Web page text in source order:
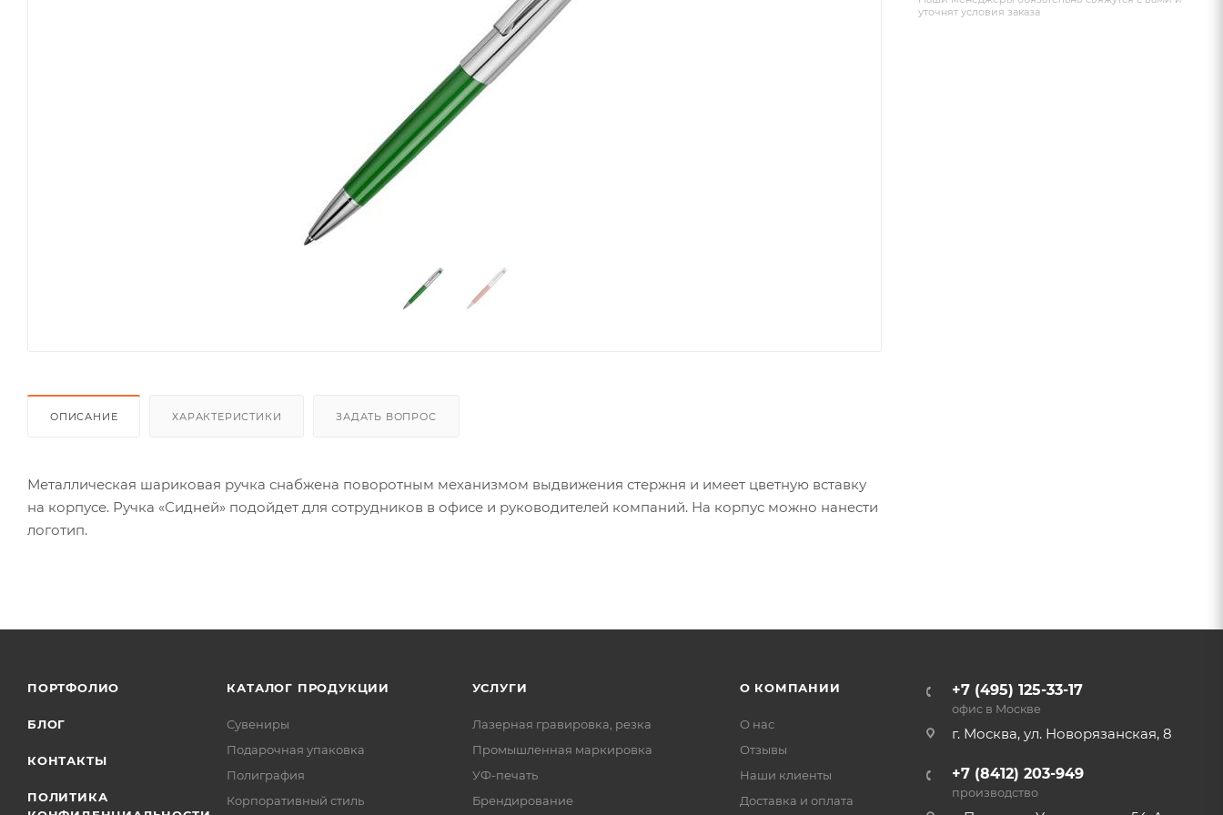
ОПИСАНИЕ ХАРАКТЕРИСТИКИ ЗАДАТЬ ВОПРОС
Металлическая шариковая ручка снабжена поворотным механизмом выдвижения стержня и имеет цветную вставку
на корпусе. Ручка «Сидней» подойдет для сотрудников в офисе и руководителей компаний. На корпус можно нанести
логотип.
уточнят условия заказа
ПОРТФОЛИО
БЛОГ
КОНТАКТЫ
ПОЛИТИКА
КАТАЛОГ ПРОДУКЦИИ
Сувениры
Подарочная упаковка
Полиграфия
Корпоративный стиль
УСЛУГИ
Лазерная гравировка, резка
Промышленная маркировка
УФ-печать
Брендирование
О КОМПАНИИ
О нас
Отзывы
Наши клиенты
Доставка и оплата
+7 (495) 125-33-17
офис в Москве
г. Москва, ул. Новорязанская, 8
+7 (8412) 203-949
производство